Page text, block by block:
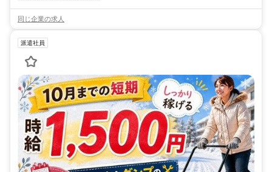
同じ企業の求人
派遣社員